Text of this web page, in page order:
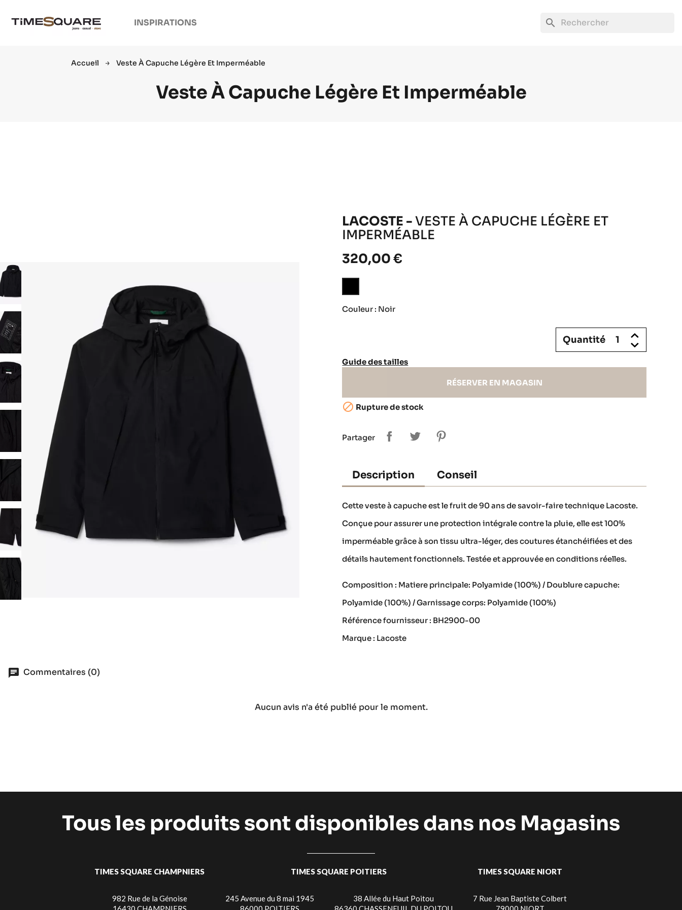
INSPIRATIONS search
Accueil Veste À Capuche Légère Et Imperméable
Veste À Capuche Légère Et Imperméable
LACOSTE -VESTE À CAPUCHE LÉGÈRE ET
IMPERMÉABLE
320,00 €
Couleur : Noir
Quantité
Guide des tailles
RÉSERVER EN MAGASIN
 Rupture de stock
Partager
Description Conseil
Cette veste à capuche est le fruit de 90 ans de savoir-faire technique Lacoste.
Conçue pour assurer une protection intégrale contre la pluie, elle est 100%
imperméable grâce à son tissu ultra-léger, des coutures étanchéifiées et des
détails hautement fonctionnels. Testée et approuvée en conditions réelles.
Composition : Matiere principale: Polyamide (100%) / Doublure capuche:
Polyamide (100%) / Garnissage corps: Polyamide (100%)
Référence fournisseur : BH2900-00
Marque : Lacoste
Commentaires (0)
Aucun avis n'a été publié pour le moment.
Tous les produits sont disponibles dans nos Magasins
TIMES SQUARE CHAMPNIERS
982 Rue de la Génoise
TIMES SQUARE POITIERS
245 Avenue du 8 mai 1945
38 Allée du Haut Poitou
TIMES SQUARE NIORT
7 Rue Jean Baptiste Colbert